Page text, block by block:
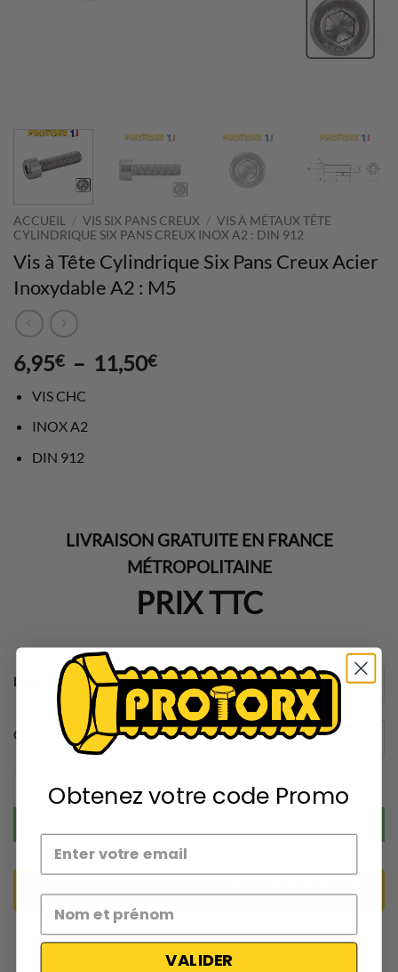
ACCUEIL / VIS SIX PANS CREUX / VIS À MÉTAUX TÊTE
CYLINDRIQUE SIX PANS CREUX INOX A2 : DIN 912
Vis à Tête Cylindrique Six Pans Creux Acier
Inoxydable A2 : M5
6,95€ – 11,50€Plage
VIS CHC
INOX A2
DIN 912
LIVRAISON GRATUITE EN FRANCE
MÉTROPOLITAINE
PRIX TTC
LONGUEUR VIS
QUANTITÉ
Obtenez votre code Promo
VALIDER